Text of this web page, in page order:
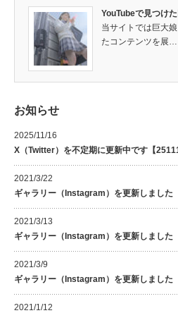
YouTubeで見つけ
当サイトでは巨大
たコンテンツを展…
お知らせ
2025/11/16
X（Twitter）を不定期に更新中です【
2021/3/22
ギャラリー（Instagram）を更新しました
2021/3/13
ギャラリー（Instagram）を更新しました
2021/3/9
ギャラリー（Instagram）を更新しました
2021/1/12